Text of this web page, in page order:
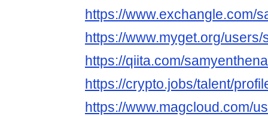
https://www.exchangle.com/
https://www.myget.org/
https://qiita.com/
https://crypto.jobs/talent/
https://www.magcloud.com/